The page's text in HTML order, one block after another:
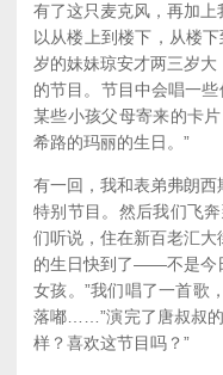
有了这只麦克风，再加
以从楼上到楼下，从楼
岁的妹妹琼安才两三岁
的节目。节目中会唱一
某些小孩父母寄来的卡
希路的玛丽的生日。”
有一回，我和表弟弗朗
特别节目。然后我们飞
们听说，住在新百老汇
的生日快到了——不是今
女孩。”我们唱了一首歌
落嘟……”演完了唐叔叔的
样？喜欢这节目吗？”